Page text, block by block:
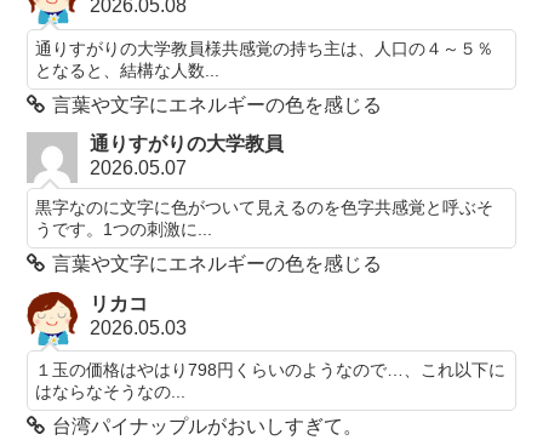
2026.05.08
通りすがりの大学教員様共感覚の持ち主は、人口の４～５％
となると、結構な人数...
言葉や文字にエネルギーの色を感じる
通りすがりの大学教員
2026.05.07
黒字なのに文字に色がついて見えるのを色字共感覚と呼ぶそ
うです。1つの刺激に...
言葉や文字にエネルギーの色を感じる
リカコ
2026.05.03
１玉の価格はやはり798円くらいのようなので…、これ以下に
はならなそうなの...
台湾パイナップルがおいしすぎて。